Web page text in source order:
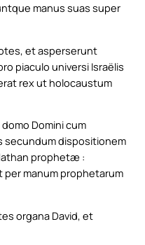
manus suas super
et asperserunt
piaculo universi Israëlis
rex ut holocaustum
Domini cum
secundum dispositionem
prophetæ :
manum prophetarum
organa David, et